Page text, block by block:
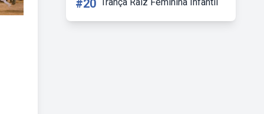
#20